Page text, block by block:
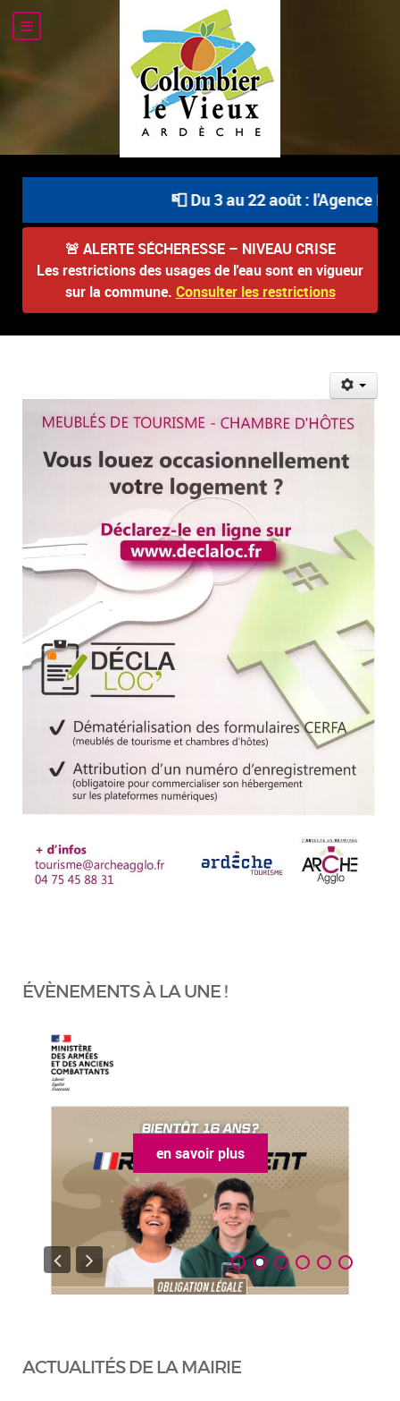
📮 Du 3 au 22 août : l'Agence
🚨 ALERTE SÉCHERESSE – NIVEAU CRISE
Les restrictions des usages de l'eau sont en vigueur
sur la commune. Consulter les restrictions
ÉVÈNEMENTS À LA UNE !
en savoir plus
ACTUALITÉS DE LA MAIRIE